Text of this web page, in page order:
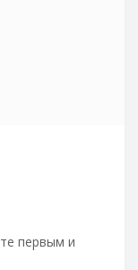
первым и